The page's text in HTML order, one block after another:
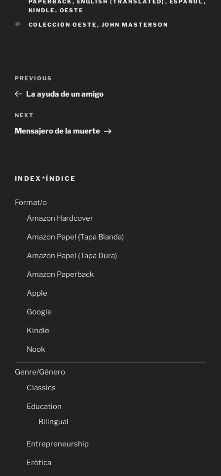
KINDLE , OESTE
TAGS
COLECCIÓN OESTE , JOHN MASTERSON
Previous
Post
PREVIOUS
La ayuda de un amigo
Next
Post
NEXT
Mensajero de la muerte
INDEX*ÍNDICE
Format/o
Amazon Hardcover
Amazon Papel (Tapa Blanda)
Amazon Papel (Tapa Dura)
Amazon Paperback
Apple
Google
Kindle
Nook
Genre/Género
Classics
Education
Bilingual
Entrepreneurship
Erótica